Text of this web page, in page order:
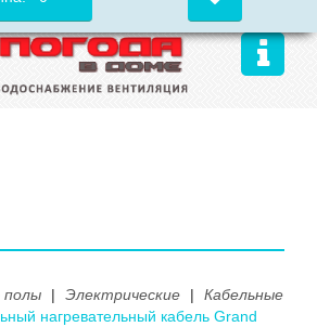
полы | Электрические |
Кабельные
нагревательный кабель Grand